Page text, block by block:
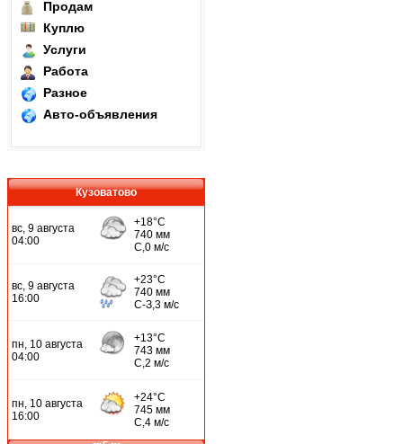
Продам
Куплю
Услуги
Работа
Разное
Авто-объявления
Кузоватово